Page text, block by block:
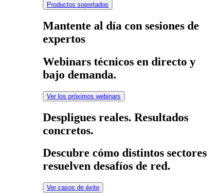
Productos soportados
Mantente al día con sesiones de
expertos
Webinars técnicos en directo y
bajo demanda.
Ver los próximos webinars
Despligues reales. Resultados
concretos.
Descubre cómo distintos sectores
resuelven desafíos de red.
Ver casos de éxito